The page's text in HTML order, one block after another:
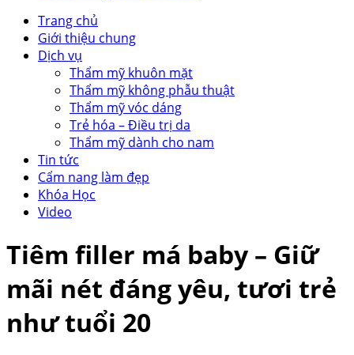
Trang chủ
Giới thiệu chung
Dịch vụ
Thẩm mỹ khuôn mặt
Thẩm mỹ không phẫu thuật
Thẩm mỹ vóc dáng
Trẻ hóa – Điều trị da
Thẩm mỹ dành cho nam
Tin tức
Cẩm nang làm đẹp
Khóa Học
Video
Tiêm filler má baby – Giữ
mãi nét đáng yêu, tươi trẻ
như tuổi 20